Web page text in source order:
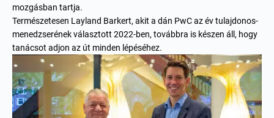
mozgásban tartja.
Természetesen Layland Barkert, akit a dán PwC az év tulajdonos-
menedzserének választott 2022-ben, továbbra is készen áll, hogy
tanácsot adjon az út minden lépéséhez.